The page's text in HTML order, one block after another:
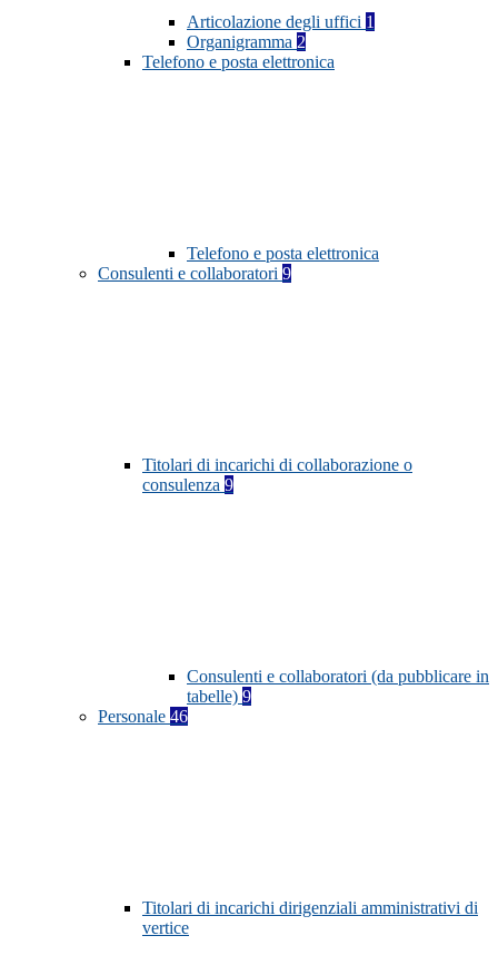
Articolazione degli uffici 1
Organigramma 2
Telefono e posta elettronica
Telefono e posta elettronica
Consulenti e collaboratori 9
Titolari di incarichi di collaborazione o
consulenza 9
Consulenti e collaboratori (da pubblicare in
tabelle) 9
Personale 46
Titolari di incarichi dirigenziali amministrativi di
vertice